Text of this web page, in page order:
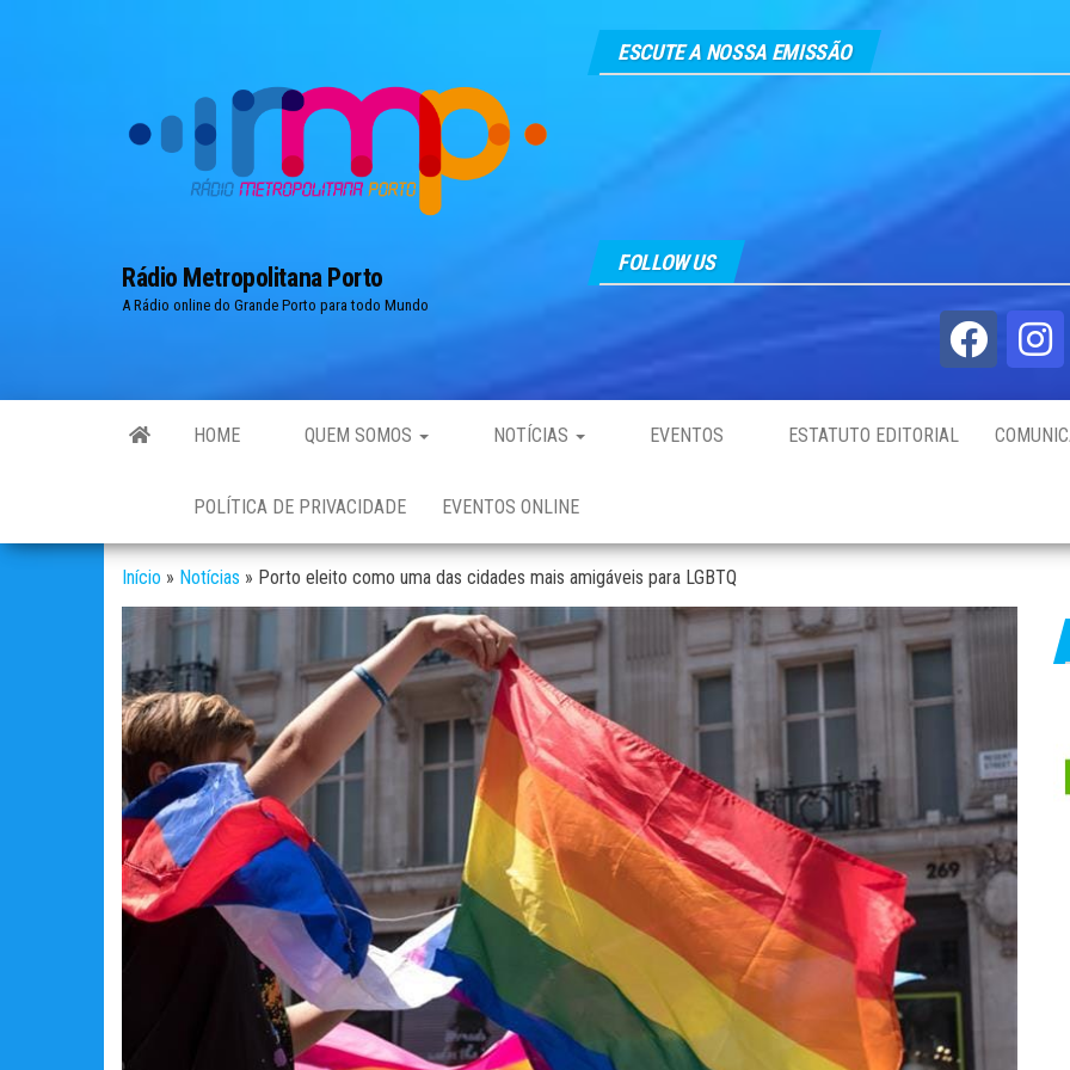
Rádio Metropolitana Porto
A Rádio online do Grande Porto para todo Mundo
ESCUTE A NOSSA EMISSÃO
FOLLOW US
HOME QUEM SOMOS NOTÍCIAS EVENTOS ESTATUTO EDITORIAL
POLÍTICA DE PRIVACIDADE EVENTOS ONLINE
Início » Notícias » Porto eleito como uma das cidades mais amigáveis para LGBTQ